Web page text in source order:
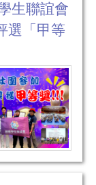
生聯誼會
選「甲等